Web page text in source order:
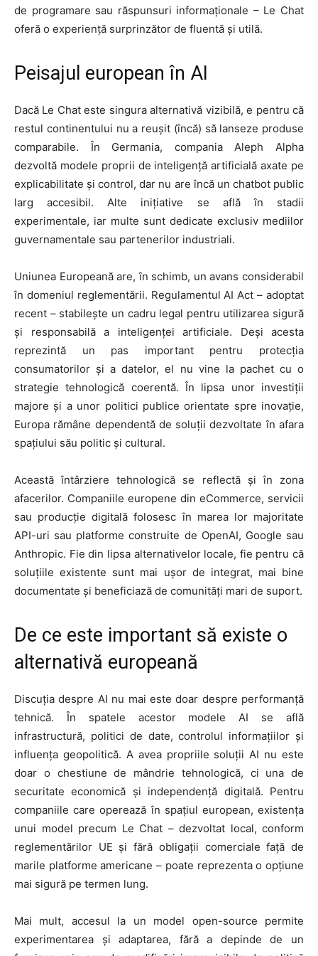
de programare sau răspunsuri informaționale – Le Chat
oferă o experiență surprinzător de fluentă și utilă.
Peisajul european în AI
Dacă Le Chat este singura alternativă vizibilă, e pentru că
restul continentului nu a reușit (încă) să lanseze produse
comparabile. În Germania, compania Aleph Alpha
dezvoltă modele proprii de inteligență artificială axate pe
explicabilitate și control, dar nu are încă un chatbot public
larg accesibil. Alte inițiative se află în stadii
experimentale, iar multe sunt dedicate exclusiv mediilor
guvernamentale sau partenerilor industriali.
Uniunea Europeană are, în schimb, un avans considerabil
în domeniul reglementării. Regulamentul AI Act – adoptat
recent – stabilește un cadru legal pentru utilizarea sigură
și responsabilă a inteligenței artificiale. Deși acesta
reprezintă un pas important pentru protecția
consumatorilor și a datelor, el nu vine la pachet cu o
strategie tehnologică coerentă. În lipsa unor investiții
majore și a unor politici publice orientate spre inovație,
Europa rămâne dependentă de soluții dezvoltate în afara
spațiului său politic și cultural.
Această întârziere tehnologică se reflectă și în zona
afacerilor. Companiile europene din eCommerce, servicii
sau producție digitală folosesc în marea lor majoritate
API-uri sau platforme construite de OpenAI, Google sau
Anthropic. Fie din lipsa alternativelor locale, fie pentru că
soluțiile existente sunt mai ușor de integrat, mai bine
documentate și beneficiază de comunități mari de suport.
De ce este important să existe o
alternativă europeană
Discuția despre AI nu mai este doar despre performanță
tehnică. În spatele acestor modele AI se află
infrastructură, politici de date, controlul informațiilor și
influența geopolitică. A avea propriile soluții AI nu este
doar o chestiune de mândrie tehnologică, ci una de
securitate economică și independență digitală. Pentru
companiile care operează în spațiul european, existența
unui model precum Le Chat – dezvoltat local, conform
reglementărilor UE și fără obligații comerciale față de
marile platforme americane – poate reprezenta o opțiune
mai sigură pe termen lung.
Mai mult, accesul la un model open-source permite
experimentarea și adaptarea, fără a depinde de un